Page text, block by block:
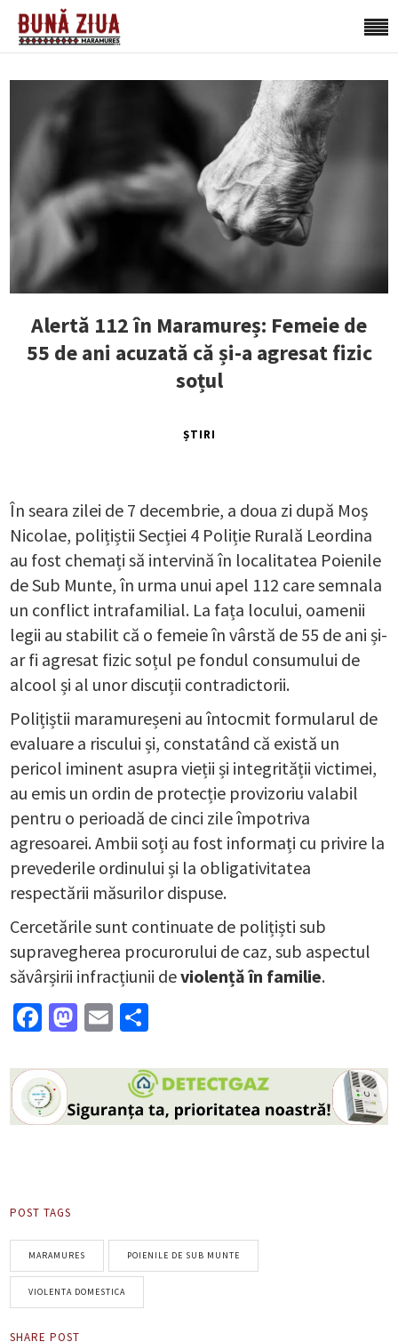
Alertă 112 în Maramureș: Femeie de
55 de ani acuzată că și-a agresat fizic
soțul
ȘTIRI
În seara zilei de 7 decembrie, a doua zi după Moș
Nicolae, polițiștii Secției 4 Poliție Rurală Leordina
au fost chemați să intervină în localitatea Poienile
de Sub Munte, în urma unui apel 112 care semnala
un conflict intrafamilial. La fața locului, oamenii
legii au stabilit că o femeie în vârstă de 55 de ani și-
ar fi agresat fizic soțul pe fondul consumului de
alcool și al unor discuții contradictorii.
Polițiștii maramureșeni au întocmit formularul de
evaluare a riscului și, constatând că există un
pericol iminent asupra vieții și integrității victimei,
au emis un ordin de protecție provizoriu valabil
pentru o perioadă de cinci zile împotriva
agresoarei. Ambii soți au fost informați cu privire la
prevederile ordinului și la obligativitatea
respectării măsurilor dispuse.
Cercetările sunt continuate de polițiști sub
supravegherea procurorului de caz, sub aspectul
săvârșirii infracțiunii deviolență în familie.
Facebook
Mastodon
Email
POST TAGS
MARAMURES POIENILE DE SUB MUNTE
VIOLENTA DOMESTICA
SHARE POST